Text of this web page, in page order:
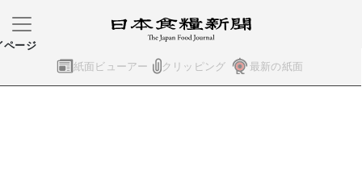
紙面ビューアー クリッピング 最新の紙面
ページ